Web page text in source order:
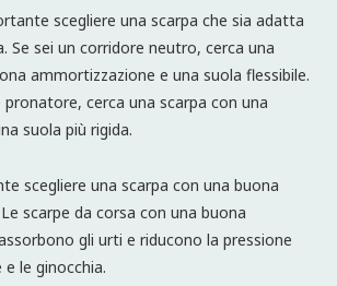
scegliere una scarpa che sia adatta
Se sei un corridore neutro, cerca una
ammortizzazione e una suola flessibile.
pronatore, cerca una scarpa con una
suola più rigida.
scegliere una scarpa con una buona
scarpe da corsa con una buona
gli urti e riducono la pressione
e le ginocchia.